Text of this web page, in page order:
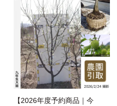
【2026年度予約商品｜今